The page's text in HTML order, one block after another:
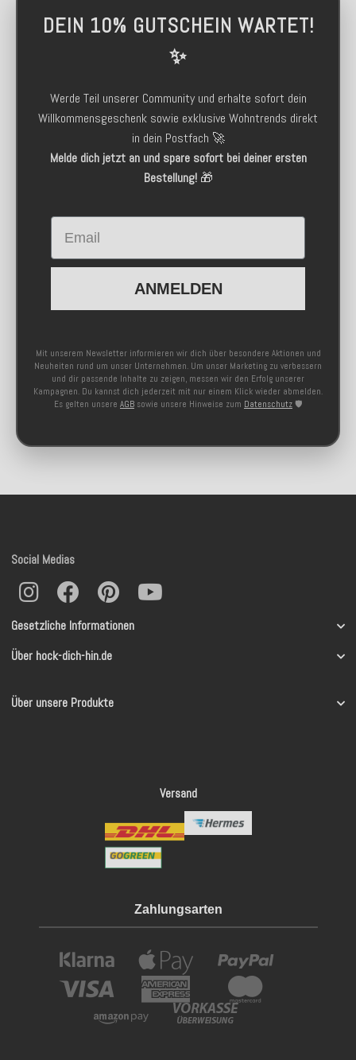
DEIN 10% GUTSCHEIN WARTET!
✨
Werde Teil unserer Community und erhalte sofort dein
Willkommensgeschenk sowie exklusive Wohntrends direkt
in dein Postfach 🚀
Melde dich jetzt an und spare sofort bei deiner ersten
Bestellung!🎁
Email
ANMELDEN
Mit unserem Newsletter informieren wir dich über besondere Aktionen und
Neuheiten rund um unser Unternehmen. Um unser Marketing zu verbessern
und dir passende Inhalte zu zeigen, messen wir den Erfolg unserer
Kampagnen. Du kannst dich jederzeit mit nur einem Klick wieder abmelden.
Es gelten unsere AGB sowie unsere Hinweise zum Datenschutz 🛡️
Gesetzliche Informationen
Über hock-dich-hin.de
Über unsere Produkte
Social Medias
Versand
Zahlungsarten